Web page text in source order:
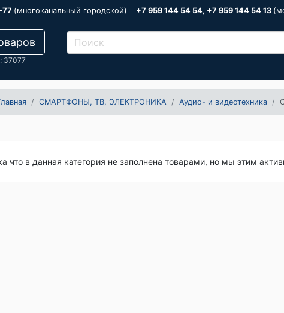
77 (многоканальный городской) +7 959 144 54 54, +7 959 144 54 13
37077
СМАРТФОНЫ, ТВ, ЭЛЕКТРОНИКА Аудио- и видеотехника
что в данная категория не заполнена товарами, но мы этим